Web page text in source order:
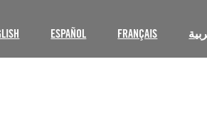
ESPAÑOL FRANÇAIS